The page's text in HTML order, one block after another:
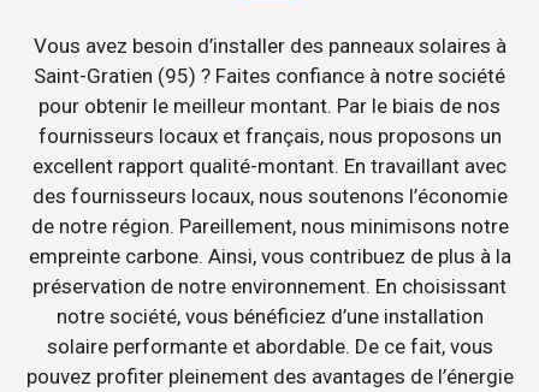
Vous avez besoin d’installer des panneaux solaires à
Saint-Gratien (95) ? Faites confiance à notre société
pour obtenir le meilleur montant. Par le biais de nos
fournisseurs locaux et français, nous proposons un
excellent rapport qualité-montant. En travaillant avec
des fournisseurs locaux, nous soutenons l’économie
de notre région. Pareillement, nous minimisons notre
empreinte carbone. Ainsi, vous contribuez de plus à la
préservation de notre environnement. En choisissant
notre société, vous bénéficiez d’une installation
solaire performante et abordable. De ce fait, vous
pouvez profiter pleinement des avantages de l’énergie